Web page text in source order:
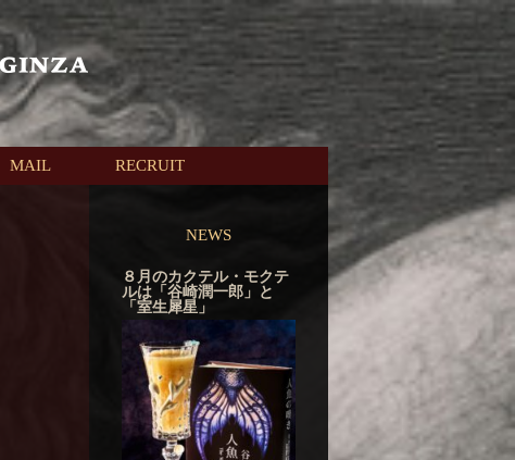
MAIL RECRUIT
NEWS
８月のカクテル・モクテ
ルは「谷崎潤一郎」と
「室生犀星」